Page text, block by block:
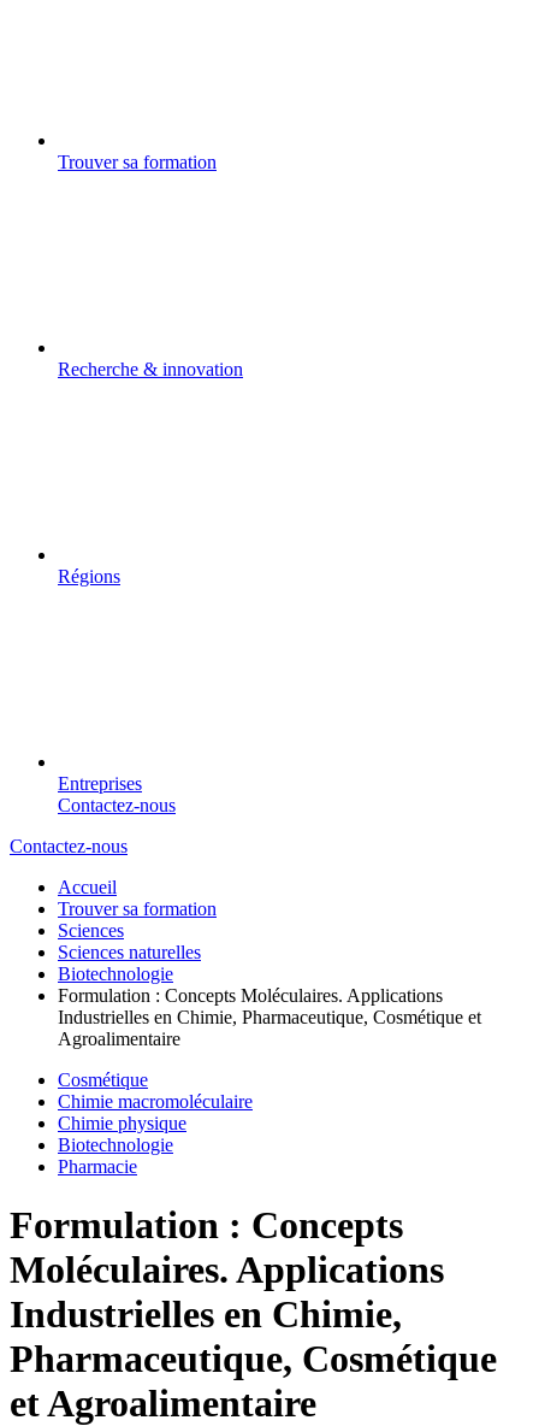
Trouver sa formation
Recherche & innovation
Régions
Entreprises
Contactez-nous
Contactez-nous
Accueil
Trouver sa formation
Sciences
Sciences naturelles
Biotechnologie
Formulation : Concepts Moléculaires. Applications
Industrielles en Chimie, Pharmaceutique, Cosmétique et
Agroalimentaire
Cosmétique
Chimie macromoléculaire
Chimie physique
Biotechnologie
Pharmacie
Formulation : Concepts
Moléculaires. Applications
Industrielles en Chimie,
Pharmaceutique, Cosmétique
et Agroalimentaire